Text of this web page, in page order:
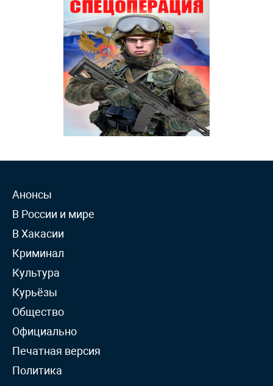
Анонсы
В России и мире
В Хакасии
Криминал
Культура
Курьёзы
Общество
Официально
Печатная версия
Политика